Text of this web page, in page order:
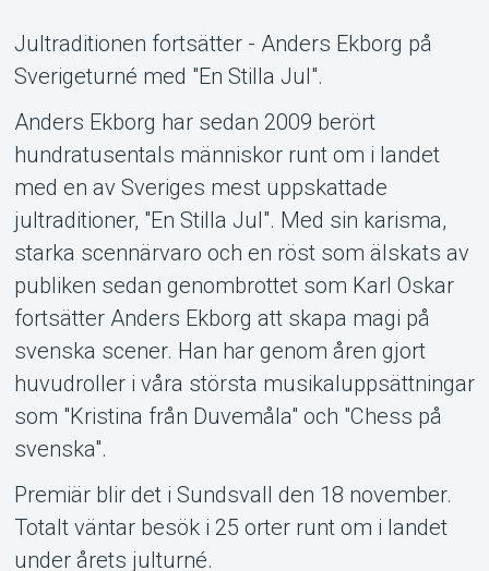
Support
Om Tickster
Jultraditionen fortsätter - Anders Ekborg på
Sverigeturné med "En Stilla Jul".
Anders Ekborg har sedan 2009 berört
hundratusentals människor runt om i landet
med en av Sveriges mest uppskattade
jultraditioner, "En Stilla Jul". Med sin karisma,
starka scennärvaro och en röst som älskats av
publiken sedan genombrottet som Karl Oskar
fortsätter Anders Ekborg att skapa magi på
svenska scener. Han har genom åren gjort
huvudroller i våra största musikaluppsättningar
som "Kristina från Duvemåla" och "Chess på
svenska".
Premiär blir det i Sundsvall den 18 november.
Totalt väntar besök i 25 orter runt om i landet
under årets julturné.